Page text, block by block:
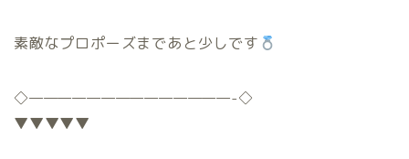
素敵なプロポーズまであと少しです
◇——————————————-◇
▼▼▼▼▼